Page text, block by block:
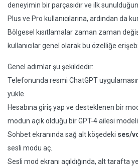
deneyimin bir parçasıdır ve ilk
Plus ve Pro kullanıcılarına, ardından da
Bölgesel kısıtlamalar zaman zaman
kullanıcılar genel olarak bu özelliğe
Genel adımlar şu şekildedir:
Telefonunda resmi ChatGPT
yükle.
Hesabına giriş yap ve desteklenen bir
modun açık olduğu bir GPT-4 ailesi
Sohbet ekranında sağ alt köşedeki ses/
sesli modu aç.
Sesli mod ekranı açıldığında, alt tarafta